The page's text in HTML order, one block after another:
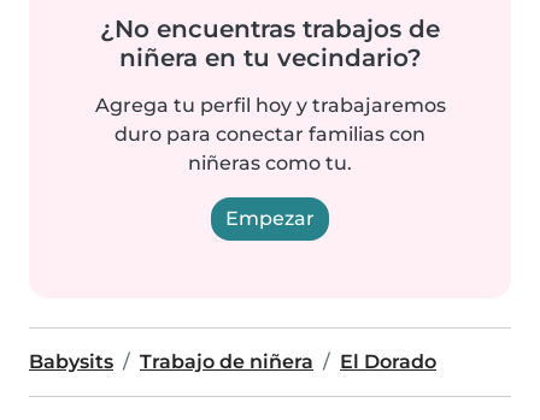
¿No encuentras trabajos de
niñera en tu vecindario?
Agrega tu perfil hoy y trabajaremos
duro para conectar familias con
niñeras como tu.
Empezar
Babysits Trabajo de niñera El Dorado